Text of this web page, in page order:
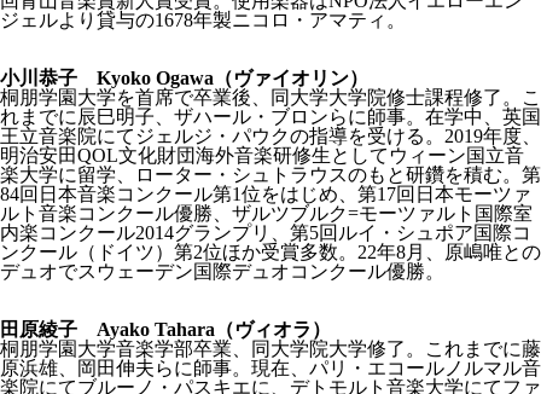
ジェルより貸与の1678年製ニコロ・アマティ。
小川恭子 Kyoko Ogawa（ヴァイオリン）
桐朋学園大学を首席で卒業後、同大学大学院修士課程修了。こ
れまでに辰巳明子、ザハール・ブロンらに師事。在学中、英国
王立音楽院にてジェルジ・パウクの指導を受ける。2019年度、
明治安田QOL文化財団海外音楽研修生としてウィーン国立音
楽大学に留学、ローター・シュトラウスのもと研鑽を積む。第
84回日本音楽コンクール第1位をはじめ、第17回日本モーツァ
ルト音楽コンクール優勝、ザルツブルク=モーツァルト国際室
内楽コンクール2014グランプリ、第5回ルイ・シュポア国際コ
ンクール（ドイツ）第2位ほか受賞多数。22年8月、原嶋唯との
デュオでスウェーデン国際デュオコンクール優勝。
田原綾子 Ayako Tahara（ヴィオラ）
桐朋学園大学音楽学部卒業、同大学院大学修了。これまでに藤
原浜雄、岡田伸夫らに師事。現在、パリ・エコールノルマル音
楽院にてブルーノ・パスキエに、デトモルト音楽大学にてファ